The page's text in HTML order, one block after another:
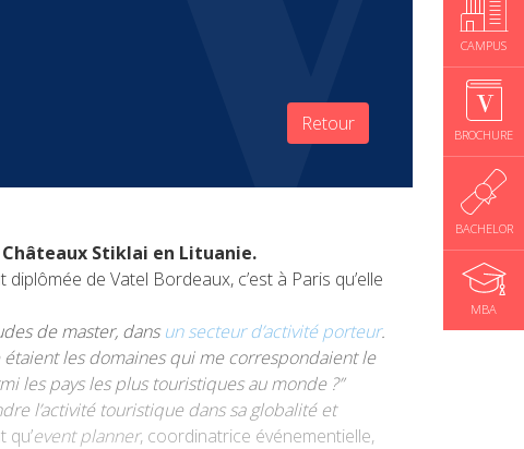
CAMPUS
BROCHURE
BACHELOR
MBA
Retour
Stiklai en Lituanie.
de Vatel Bordeaux, c’est à Paris qu’elle
de master, dansun secteur d’activité porteur.
les domaines qui me correspondaient le
les pays les plus tou­ristiques au monde ?”
l’activité touristique dans sa globalité et
qu’event planner, coordinatrice évé­nementielle,